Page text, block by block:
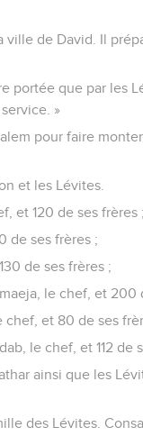
ville de David. Il
portée que par les
»
pour faire
et les Lévites.
et 120 de ses frères ;
de ses frères ;
de ses frères ;
le chef, et 200
chef, et 80 de ses
le chef, et 112 de
ainsi que les
des Lévites.